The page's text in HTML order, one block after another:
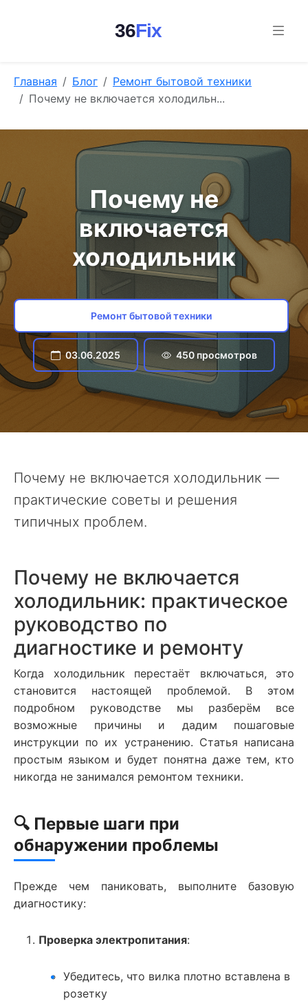
36Fix
Главная Блог
Ремонт бытовой техники
Почему не включается холодильн...
Почему не
включается
холодильник
Ремонт бытовой техники
03.06.2025 450 просмотров
Почему не включается холодильник —
практические советы и решения
типичных проблем.
Почему не включается
холодильник: практическое
руководство по
диагностике и ремонту
Когда холодильник перестаёт включаться, это
становится настоящей проблемой. В этом
подробном руководстве мы разберём все
возможные причины и дадим пошаговые
инструкции по их устранению. Статья написана
простым языком и будет понятна даже тем, кто
никогда не занимался ремонтом техники.
🔍 Первые шаги при
обнаружении проблемы
Прежде чем паниковать, выполните базовую
диагностику:
Проверка электропитания:
Убедитесь, что вилка плотно вставлена в
розетку